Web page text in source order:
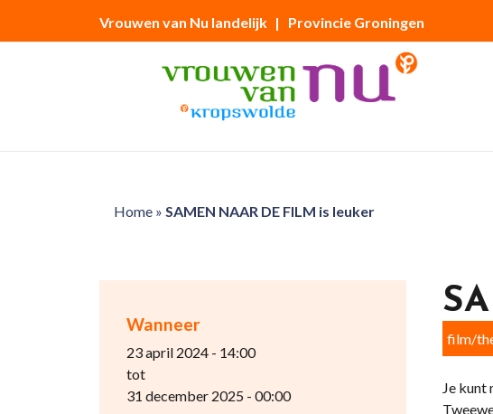
Vrouwen van Nu landelijk | Provincie Groningen
Home» SAMEN NAAR DE FILM is leuker
Wanneer
23 april 2024 - 14:00
tot
31 december 2025 - 00:00
film/
Je kunt